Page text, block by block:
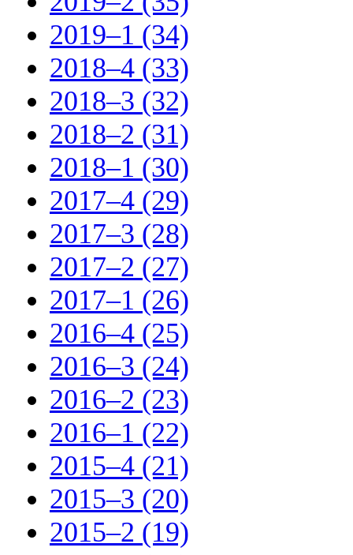
2019–1 (34)
2018–4 (33)
2018–3 (32)
2018–2 (31)
2018–1 (30)
2017–4 (29)
2017–3 (28)
2017–2 (27)
2017–1 (26)
2016–4 (25)
2016–3 (24)
2016–2 (23)
2016–1 (22)
2015–4 (21)
2015–3 (20)
2015–2 (19)